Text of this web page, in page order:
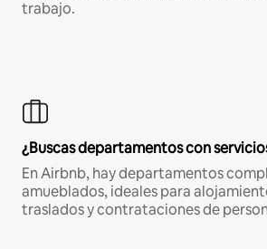
trabajo.
¿Buscas departamentos con
En Airbnb, hay departamentos
amueblados, ideales para
traslados y contrataciones de